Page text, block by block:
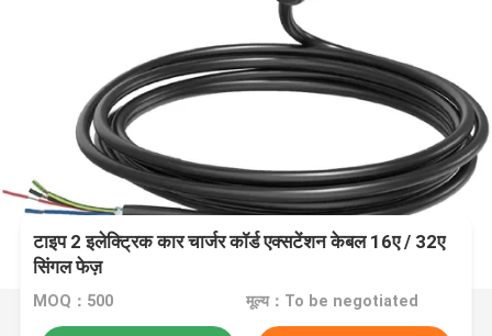
टाइप 2 इलेक्ट्रिक कार चार्जर कॉर्ड एक्सटेंशन केबल 16ए / 32ए
सिंगल फेज़
MOQ：500 मूल्य：To be negotiated